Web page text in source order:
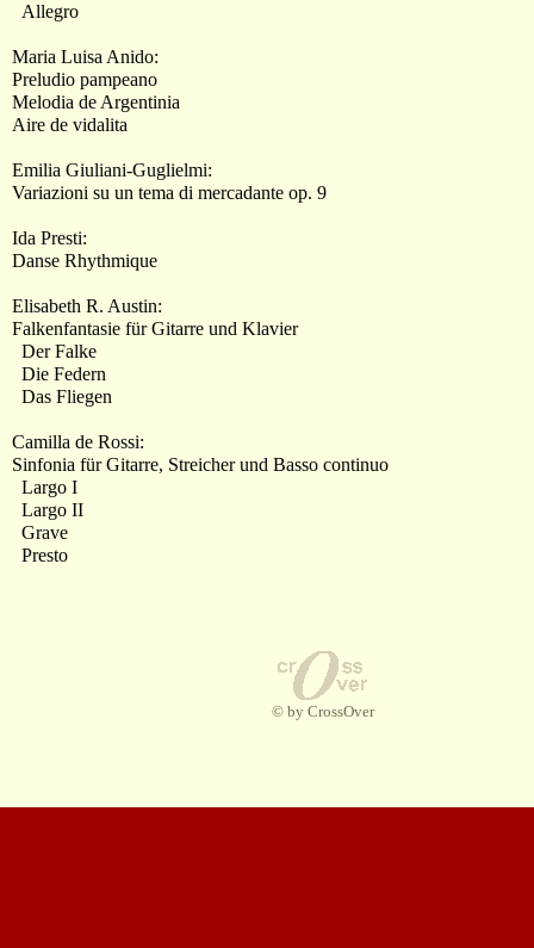
Allegro
Maria Luisa Anido:
Preludio pampeano
Melodia de Argentinia
Aire de vidalita
Emilia Giuliani-Guglielmi:
Variazioni su un tema di mercadante op. 9
Ida Presti:
Danse Rhythmique
Elisabeth R. Austin:
Falkenfantasie für Gitarre und Klavier
Der Falke
Die Federn
Das Fliegen
Camilla de Rossi:
Sinfonia für Gitarre, Streicher und Basso continuo
Largo I
Largo II
Grave
Presto
© by CrossOver